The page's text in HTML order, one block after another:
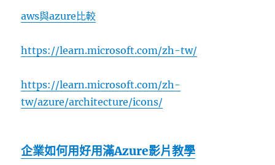
aws與azure比較
https://learn.microsoft.com/zh-tw/
https://learn.microsoft.com/zh-
tw/azure/architecture/icons/
企業如何用好用滿Azure影片教學